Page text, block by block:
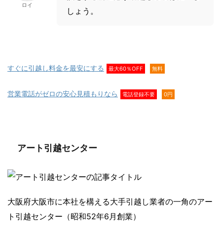
ロイ
しょう。
すぐに引越し料金を最安にする 最大60％OFF 無料
営業電話がゼロの安心見積もりなら 電話登録不要 0円
アート引越センター
大阪府大阪市に本社を構える大手引越し業者の一角のアー
ト引越センター（昭和52年6月創業）